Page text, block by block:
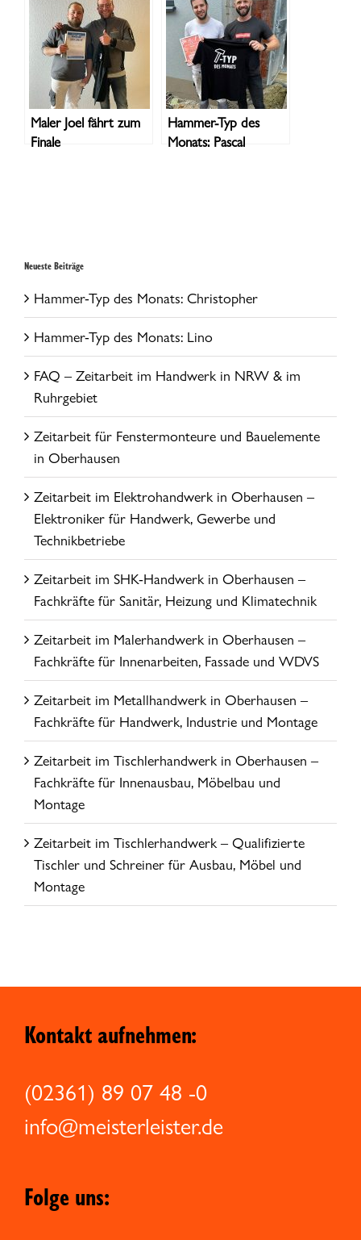
Maler Joel fährt zum
Finale
Hammer-Typ des
Monats: Pascal
Neueste Beiträge
Hammer-Typ des Monats: Christopher
Hammer-Typ des Monats: Lino
FAQ – Zeitarbeit im Handwerk in NRW & im
Ruhrgebiet
Zeitarbeit für Fenstermonteure und Bauelemente
in Oberhausen
Zeitarbeit im Elektrohandwerk in Oberhausen –
Elektroniker für Handwerk, Gewerbe und
Technikbetriebe
Zeitarbeit im SHK-Handwerk in Oberhausen –
Fachkräfte für Sanitär, Heizung und Klimatechnik
Zeitarbeit im Malerhandwerk in Oberhausen –
Fachkräfte für Innenarbeiten, Fassade und WDVS
Zeitarbeit im Metallhandwerk in Oberhausen –
Fachkräfte für Handwerk, Industrie und Montage
Zeitarbeit im Tischlerhandwerk in Oberhausen –
Fachkräfte für Innenausbau, Möbelbau und
Montage
Zeitarbeit im Tischlerhandwerk – Qualifizierte
Tischler und Schreiner für Ausbau, Möbel und
Montage
Kontakt aufnehmen:
(02361) 89 07 48 -0
info@meisterleister.de
Folge uns: